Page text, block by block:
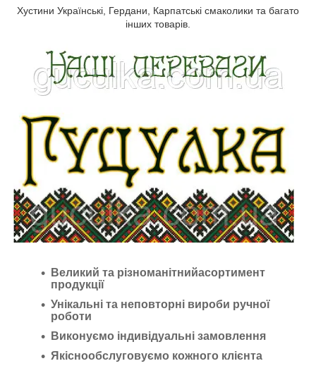
Хустини Українські, Гердани, Карпатські смаколики та багато
інших товарів.
Великий та різноманітнийасортимент
продукції
Унікальні та неповторні вироби ручної
роботи
Виконуємо індивідуальні замовлення
Якіснообслуговуємо кожного клієнта